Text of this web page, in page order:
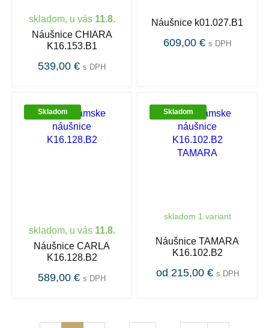
skladom, u vás 11.8.
Náušnice CHIARA
K16.153.B1
539,00 € s DPH
Náušnice k01.027.B1
609,00 € s DPH
Skladom
skladom, u vás 11.8.
Náušnice CARLA
K16.128.B2
589,00 € s DPH
Skladom
skladom 1 variant
Náušnice TAMARA
K16.102.B2
od 215,00 € s DPH